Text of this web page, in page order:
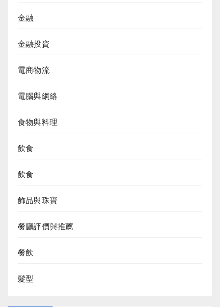
金融
金融投資
電商物流
電腦與網絡
食物與料理
飲食
飲食
飾品與珠寶
餐廳評價與推薦
餐飲
髮型